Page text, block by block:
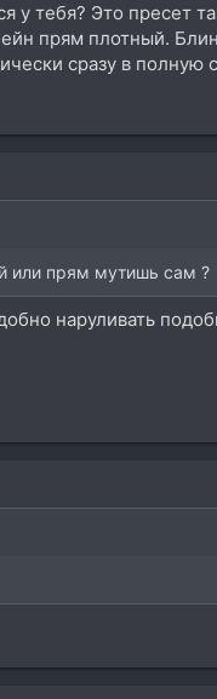
у тебя? Это пресет
прям плотный.
сразу в полную
или прям мутишь сам ?
наруливать